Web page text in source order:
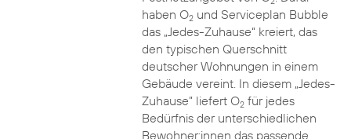
haben O2und Serviceplan Bubble
das „Jedes-Zuhause“ kreiert, das
den typischen Querschnitt
deutscher Wohnungen in einem
Gebäude vereint. In diesem „Jedes-
Zuhause” liefert O2für jedes
Bedürfnis der unterschiedlichen
Bewohner:innen das passende